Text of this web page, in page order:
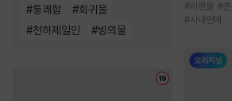
#통쾌함 #회귀물
#천하제일인 #빙의물
#리맨물 #
#사내연애